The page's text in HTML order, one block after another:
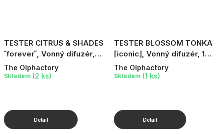
TESTER CITRUS & SHADES
˘forever˘, Vonný difuzér,
100 ml
The Olphactory
Skladem (2 ks)
TESTER BLOSSOM TONKA
⌈iconic⌋, Vonný difuzér, 100
ml
The Olphactory
Skladem (1 ks)